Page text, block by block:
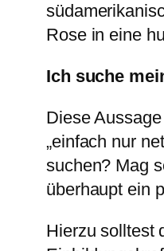
Rose in eine
Ich suche
Diese
„einfach nur
suchen? Mag
überhaupt ein
Hierzu solltest